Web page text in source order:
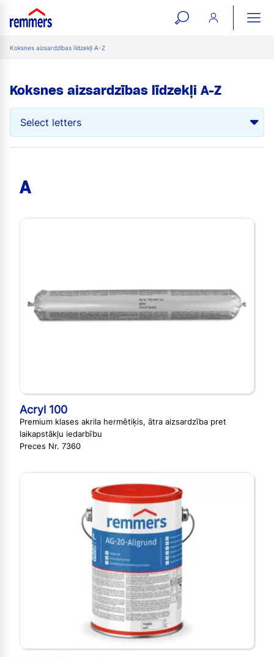
open
Koksnes aizsardzības līdzekļi A-Z
Koksnes aizsardzības līdzekļi A-Z
A
Acryl 100
Premium klases akrila hermētiķis, ātra aizsardzība pret
laikapstākļu iedarbību
Preces Nr. 7360